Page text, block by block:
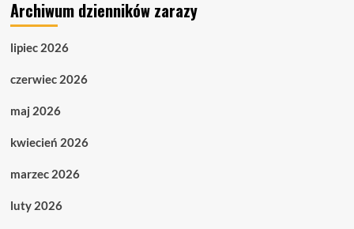
Archiwum dzienników zarazy
lipiec 2026
czerwiec 2026
maj 2026
kwiecień 2026
marzec 2026
luty 2026